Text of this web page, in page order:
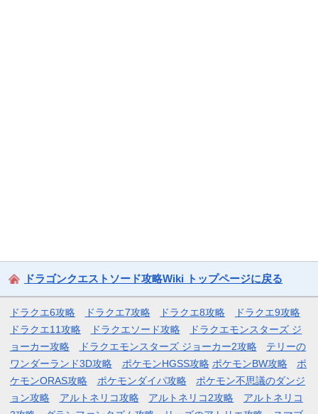
ドラゴンクエストソード攻略Wiki トップページに戻る
ドラクエ6攻略 ドラクエ7攻略 ドラクエ8攻略
ドラクエ9攻略
ドラクエ11攻略
ドラクエソード攻略
ドラクエモンスターズ ジ
ョーカー攻略
ドラクエモンスターズ ジョーカー2攻略
テリーの
ワンダーランド3D攻略
ポケモンHGSS攻略 ポケモンBW攻略
ポ
ケモンORAS攻略
ポケモンダイパ攻略
ポケモン不思議のダンジ
ョン攻略
アルトネリコ攻略 アルトネリコ2攻略
アルトネリコ